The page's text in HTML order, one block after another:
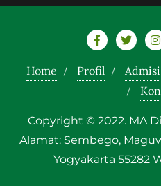
Home Profil Admisi
Copyright © 2022. MA
Alamat: Sembego,
Yogyakarta 55282